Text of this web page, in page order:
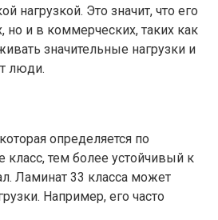
нагрузкой. Это значит, что его
и в коммерческих, таких как
значительные нагрузки и
люди.
определяется по
тем более устойчивый к
Ламинат 33 класса может
Например, его часто